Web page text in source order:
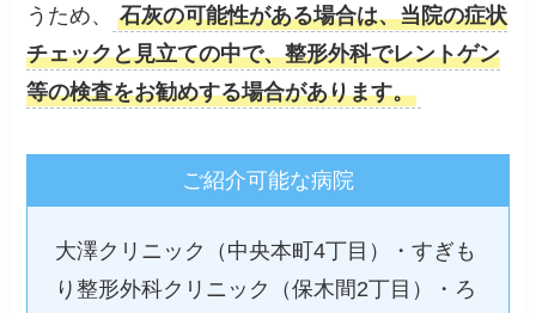
うため、
石灰の可能性がある場合は、当院の症状
チェックと見立ての中で、整形外科でレントゲン
等の検査をお勧めする場合があります。
ご紹介可能な病院
大澤クリニック（中央本町4丁目）・すぎも
り整形外科クリニック（保木間2丁目）・ろ